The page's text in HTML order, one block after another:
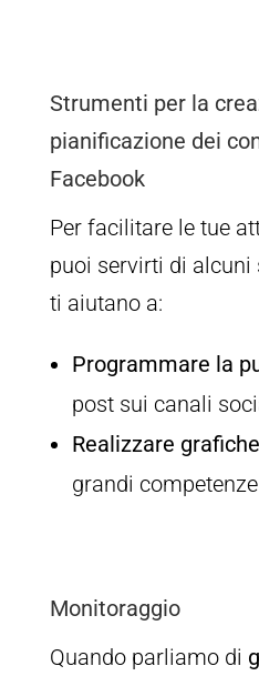
Strumenti per la
pianificazione dei
Facebook
Per facilitare le tue
puoi servirti di
ti aiutano a:
Programmare la
post sui canali
Realizzare
grandi
Monitoraggio
Quando parliamo di